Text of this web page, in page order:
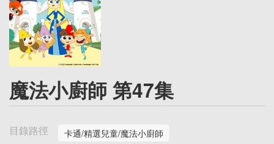
魔法小廚師 第47集
目錄路徑 卡通/精選兒童/魔法小廚師